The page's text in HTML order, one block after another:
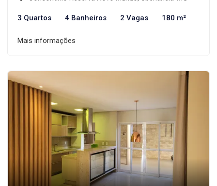
3 Quartos 4 Banheiros 2 Vagas 180 m²
Mais informações